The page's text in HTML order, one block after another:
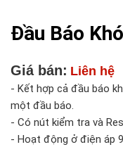
Đầu Báo
Giá bán: Liên hệ
- Kết hợp cả đầu báo
một đầu báo.
- Có nút kiểm tra và
- Hoạt động ở điện áp